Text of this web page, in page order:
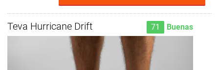
Teva Hurricane Drift 71 Buenas